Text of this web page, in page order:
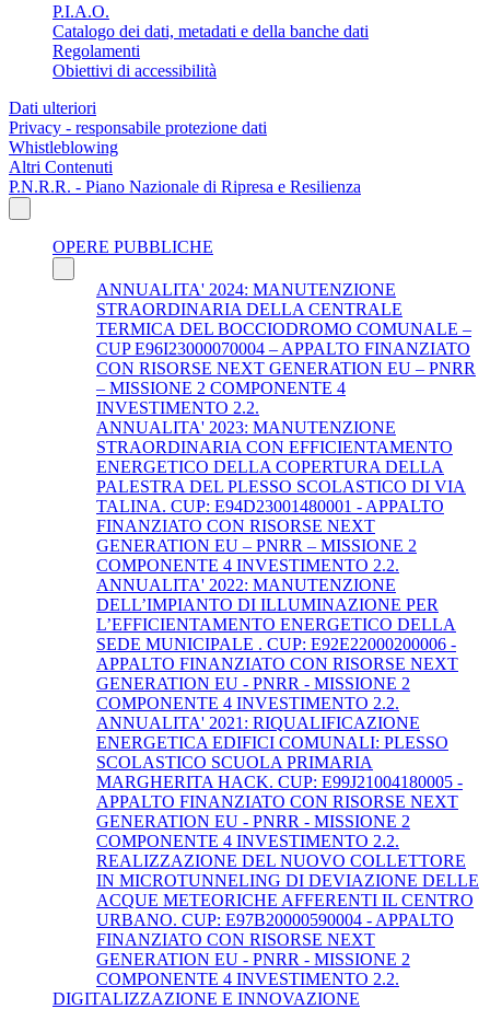
P.I.A.O.
Catalogo dei dati, metadati e della banche dati
Regolamenti
Obiettivi di accessibilità
Dati ulteriori
Privacy - responsabile protezione dati
Whistleblowing
Altri Contenuti
P.N.R.R. - Piano Nazionale di Ripresa e Resilienza
OPERE PUBBLICHE
ANNUALITA' 2024: MANUTENZIONE
STRAORDINARIA DELLA CENTRALE
TERMICA DEL BOCCIODROMO COMUNALE –
CUP E96I23000070004 – APPALTO FINANZIATO
CON RISORSE NEXT GENERATION EU – PNRR
– MISSIONE 2 COMPONENTE 4
INVESTIMENTO 2.2.
ANNUALITA' 2023: MANUTENZIONE
STRAORDINARIA CON EFFICIENTAMENTO
ENERGETICO DELLA COPERTURA DELLA
PALESTRA DEL PLESSO SCOLASTICO DI VIA
TALINA. CUP: E94D23001480001 - APPALTO
FINANZIATO CON RISORSE NEXT
GENERATION EU – PNRR – MISSIONE 2
COMPONENTE 4 INVESTIMENTO 2.2.
ANNUALITA' 2022: MANUTENZIONE
DELL’IMPIANTO DI ILLUMINAZIONE PER
L’EFFICIENTAMENTO ENERGETICO DELLA
SEDE MUNICIPALE . CUP: E92E22000200006 -
APPALTO FINANZIATO CON RISORSE NEXT
GENERATION EU - PNRR - MISSIONE 2
COMPONENTE 4 INVESTIMENTO 2.2.
ANNUALITA' 2021: RIQUALIFICAZIONE
ENERGETICA EDIFICI COMUNALI: PLESSO
SCOLASTICO SCUOLA PRIMARIA
MARGHERITA HACK. CUP: E99J21004180005 -
APPALTO FINANZIATO CON RISORSE NEXT
GENERATION EU - PNRR - MISSIONE 2
COMPONENTE 4 INVESTIMENTO 2.2.
REALIZZAZIONE DEL NUOVO COLLETTORE
IN MICROTUNNELING DI DEVIAZIONE DELLE
ACQUE METEORICHE AFFERENTI IL CENTRO
URBANO. CUP: E97B20000590004 - APPALTO
FINANZIATO CON RISORSE NEXT
GENERATION EU - PNRR - MISSIONE 2
COMPONENTE 4 INVESTIMENTO 2.2.
DIGITALIZZAZIONE E INNOVAZIONE